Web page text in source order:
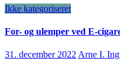
Ikke kategoriseret
For- og ulemper ved E-
31. december 2022 Arne I.